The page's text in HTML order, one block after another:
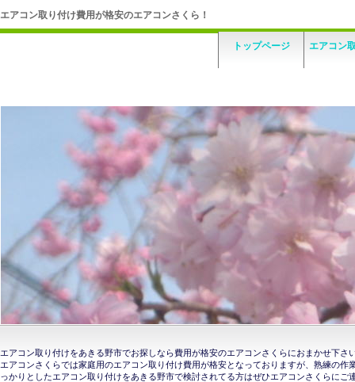
エアコン取り付け費用が格安のエアコンさくら！
トップページ エアコン
エアコン取り付けをあきる野市でお探しなら費用が格安のエアコンさくらにおまかせ下さ
エアコンさくらでは家庭用のエアコン取り付け費用が格安となっておりますが、熟練の作
っかりとしたエアコン取り付けをあきる野市で検討されてる方はぜひエアコンさくらにご